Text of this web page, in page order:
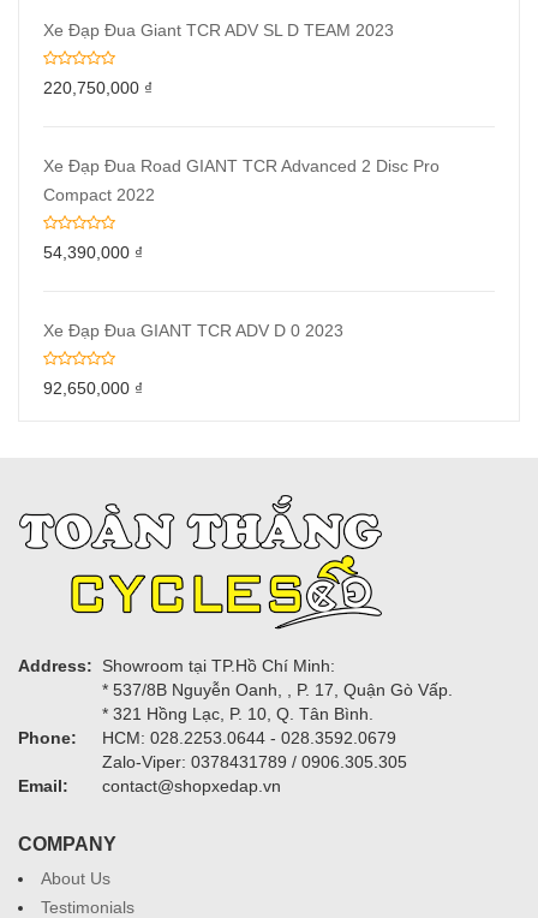
Xe Đạp Đua Giant TCR ADV SL D TEAM 2023
220,750,000 ₫
Xe Đạp Đua Road GIANT TCR Advanced 2 Disc Pro
Compact 2022
54,390,000 ₫
Xe Đạp Đua GIANT TCR ADV D 0 2023
92,650,000 ₫
Address:
Showroom tại TP.Hồ Chí Minh:
* 537/8B Nguyễn Oanh, , P. 17, Quận Gò Vấp.
* 321 Hồng Lạc, P. 10, Q. Tân Bình.
Phone:
HCM: 028.2253.0644 - 028.3592.0679
Zalo-Viper: 0378431789 / 0906.305.305
Email:
contact@shopxedap.vn
COMPANY
About Us
Testimonials